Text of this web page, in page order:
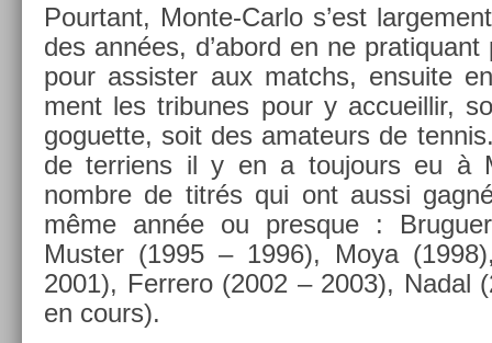
Pour­tant, Monte-Carlo s’est
des années, d’abord en ne
pour as­sist­er aux matchs, en­suite
ment les tri­bunes pour y ac­cueil­lir,
goguet­te, soit des amateurs de
de ter­riens il y en a toujours eu à
nombre de titrés qui ont aussi
même année ou pre­sque :
Must­er (1995 – 1996), Moya
2001), Fer­rero (2002 – 2003), Nadal
en cours).